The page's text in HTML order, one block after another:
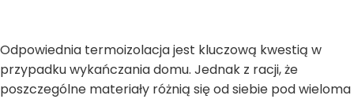
Odpowiednia termoizolacja jest kluczową kwestią w
przypadku wykańczania domu. Jednak z racji, że
poszczególne materiały różnią się od siebie pod wieloma